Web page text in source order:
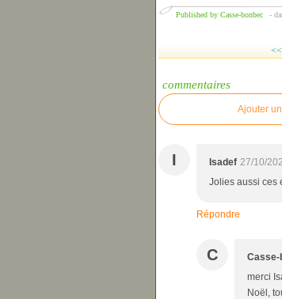
Published by Casse-bonbec -
commentaires
Ajouter
I Isadef 27/10/
Jolies aussi ces
Répondre
C Casse-
merci
Noël,